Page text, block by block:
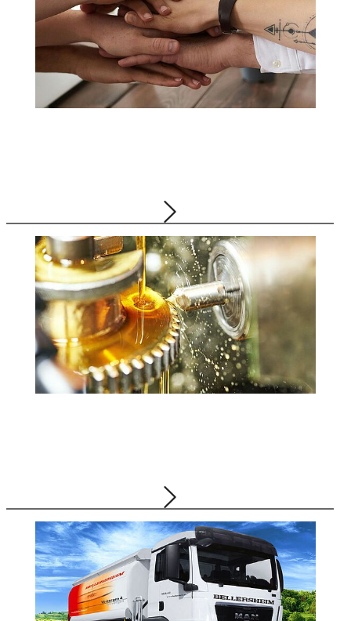
Gruppe, Abfallwirtschaft, Energie, Logistik,
Schmierstoffe, Tankstellen
Schmierstoffe und erstklassigen Service
Strom, Schmierstoffe